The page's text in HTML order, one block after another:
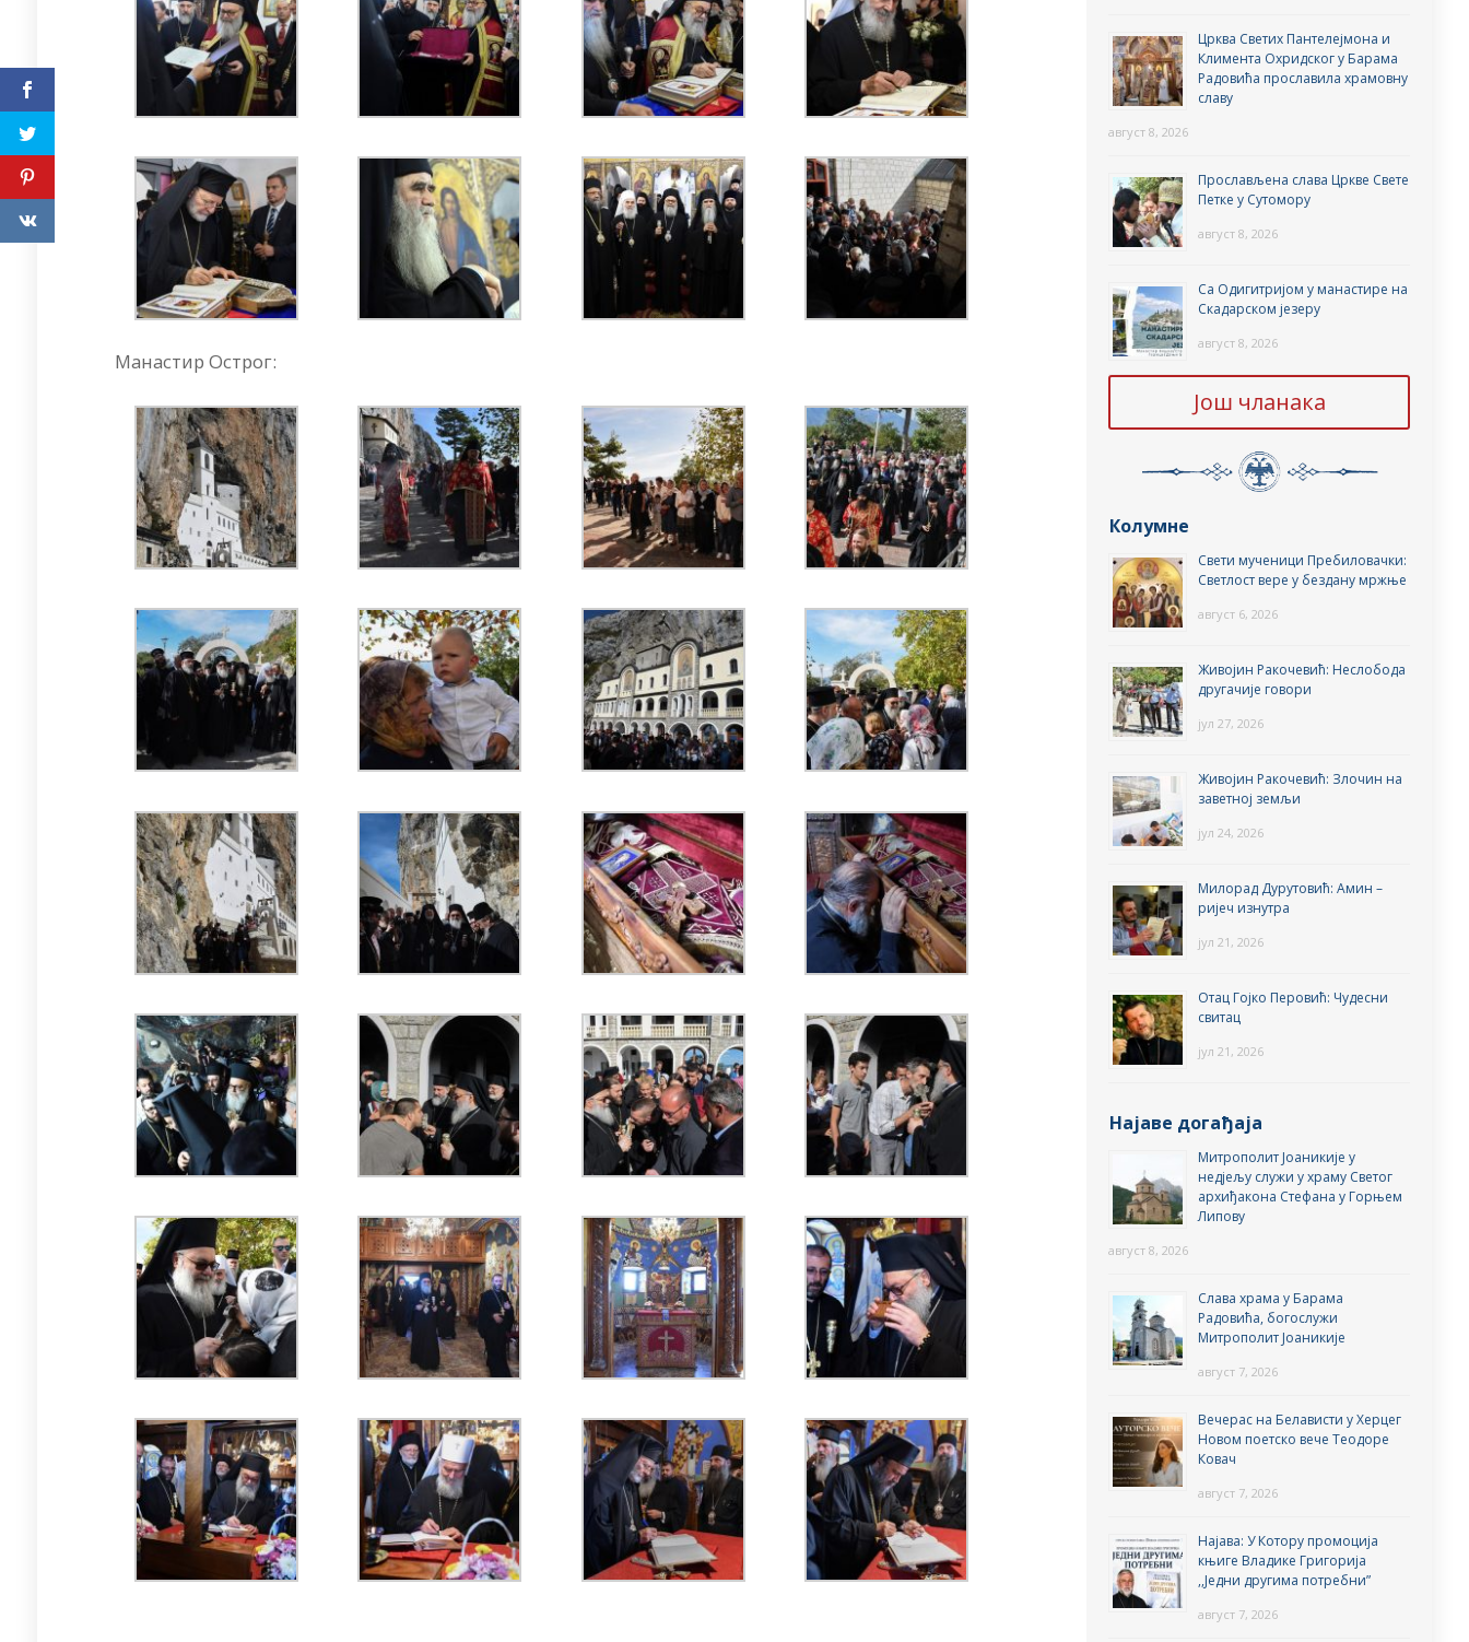
Манастир Острог:
Црква Светих Пантелејмона и
Климента Охридског у Барама
Радовића прославила храмовну
славу
август 8, 2026
Прослављена слава Цркве Свете
Петке у Сутомору
август 8, 2026
Са Одигитријом у манастире на
Скадарском језеру
август 8, 2026
Још чланака
Колумне
Свети мученици Пребиловачки:
Светлост вере у бездану мржње
август 6, 2026
Живојин Ракочевић: Неслобода
другачије говори
јул 27, 2026
Живојин Ракочевић: Злочин на
заветној земљи
јул 24, 2026
Милорад Дурутовић: Амин –
ријеч изнутра
јул 21, 2026
Отац Гојко Перовић: Чудесни
свитац
јул 21, 2026
Најаве догађаја
Митрополит Јоаникије у
недјељу служи у храму Светог
архиђакона Стефана у Горњем
Липову
август 8, 2026
Слава храма у Барама
Радовића, богослужи
Митрополит Јоаникије
август 7, 2026
Вечерас на Белависти у Херцег
Новом поетско вече Теодоре
Ковач
август 7, 2026
Најава: У Котору промоција
књиге Владике Григорија
,,Једни другима потребни”
август 7, 2026